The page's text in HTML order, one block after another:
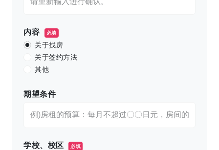
内容 必填
关于找房
关于签约方法
其他
期望条件
学校、校区 必填